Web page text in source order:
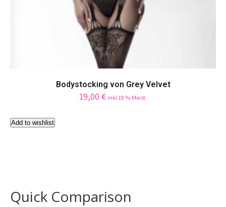
on
the
product
page
Bodystocking von Grey Velvet
19,00 € inkl.19 % Mwst.
Add to wishlist
Quick Comparison